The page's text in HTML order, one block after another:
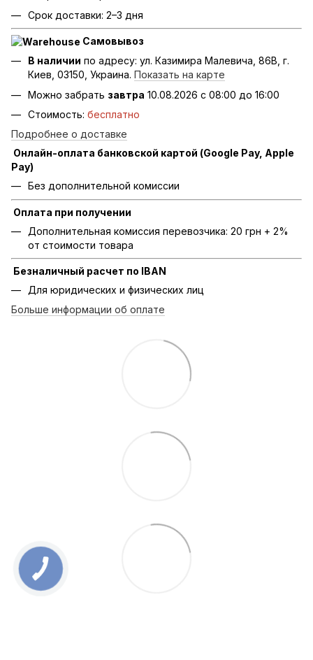
Срок доставки: 2–3 дня
Самовывоз
В наличии по адресу: ул. Казимира Малевича, 86В, г.
Киев, 03150, Украина. Показать на карте
Можно забрать завтра 10.08.2026 с 08:00 до 16:00
Стоимость: бесплатно
Подробнее о доставке
Онлайн-оплата банковской картой (Google Pay, Apple
Pay)
Без дополнительной комиссии
Оплата при получении
Дополнительная комиссия перевозчика: 20 грн + 2%
от стоимости товара
Безналичный расчет по IBAN
Для юридических и физических лиц
Больше информации об оплате